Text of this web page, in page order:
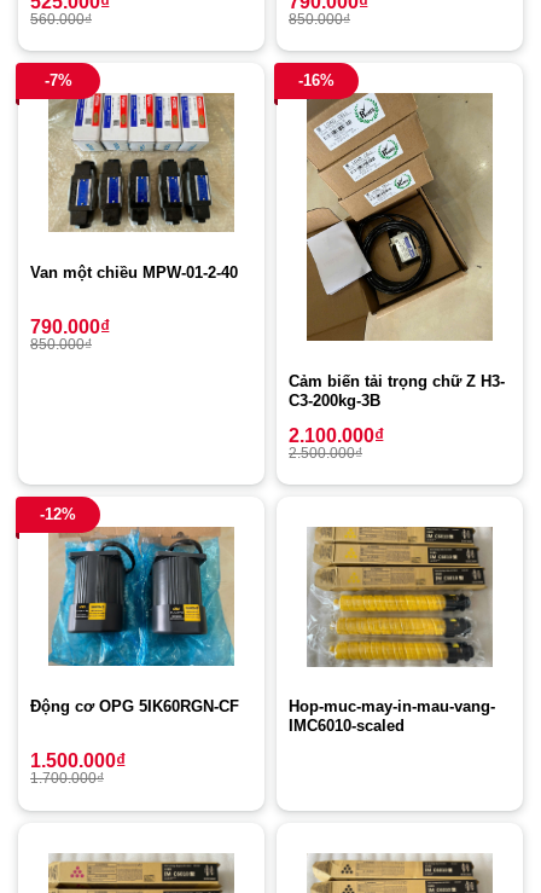
560.000₫ 850.000₫
-7%
Van một chiều MPW-01-2-40
790.000₫
850.000₫
-16%
Cảm biến tải trọng chữ Z H3-
C3-200kg-3B
2.100.000₫
2.500.000₫
-12%
Động cơ OPG 5IK60RGN-CF
1.500.000₫
1.700.000₫
Hop-muc-may-in-mau-vang-
IMC6010-scaled